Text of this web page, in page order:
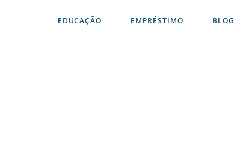
EDUCAÇÃO EMPRÉSTIMO BLOG